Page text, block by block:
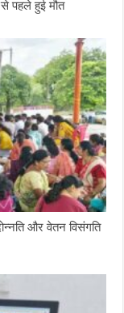
पहले हुई मौत
और वेतन विसंगति